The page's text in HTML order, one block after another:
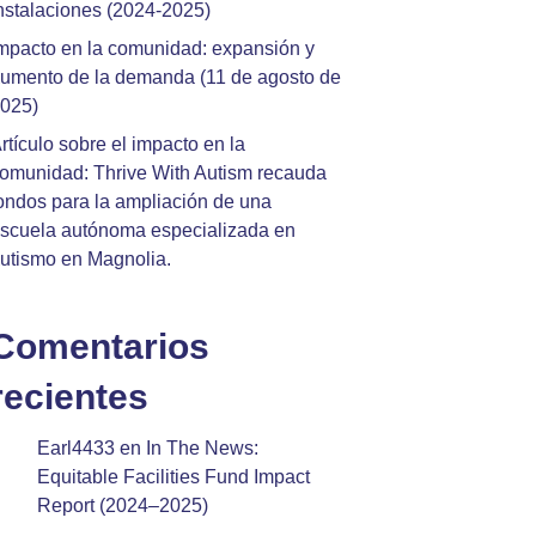
(2024-2025)
en la comunidad: expansión y
de la demanda (11 de agosto de
sobre el impacto en la
Thrive With Autism recauda
para la ampliación de una
autónoma especializada en
en Magnolia.
Earl4433 en In The News:
Equitable Facilities Fund Impact
Report (2024–2025)